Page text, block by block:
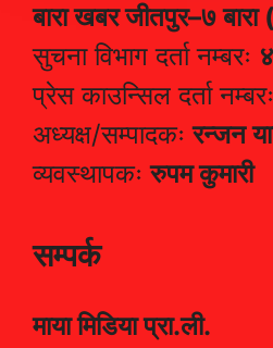
बारा खबर जीतपुर–७
सुचना विभाग दर्ता नम्बरः
प्रेस काउन्सिल दर्ता नम्बरः
अध्यक्ष/सम्पादकःरन्जन
व्यवस्थापकःरुपम कुमारी
सम्पर्क
माया मिडिया प्रा.ली.